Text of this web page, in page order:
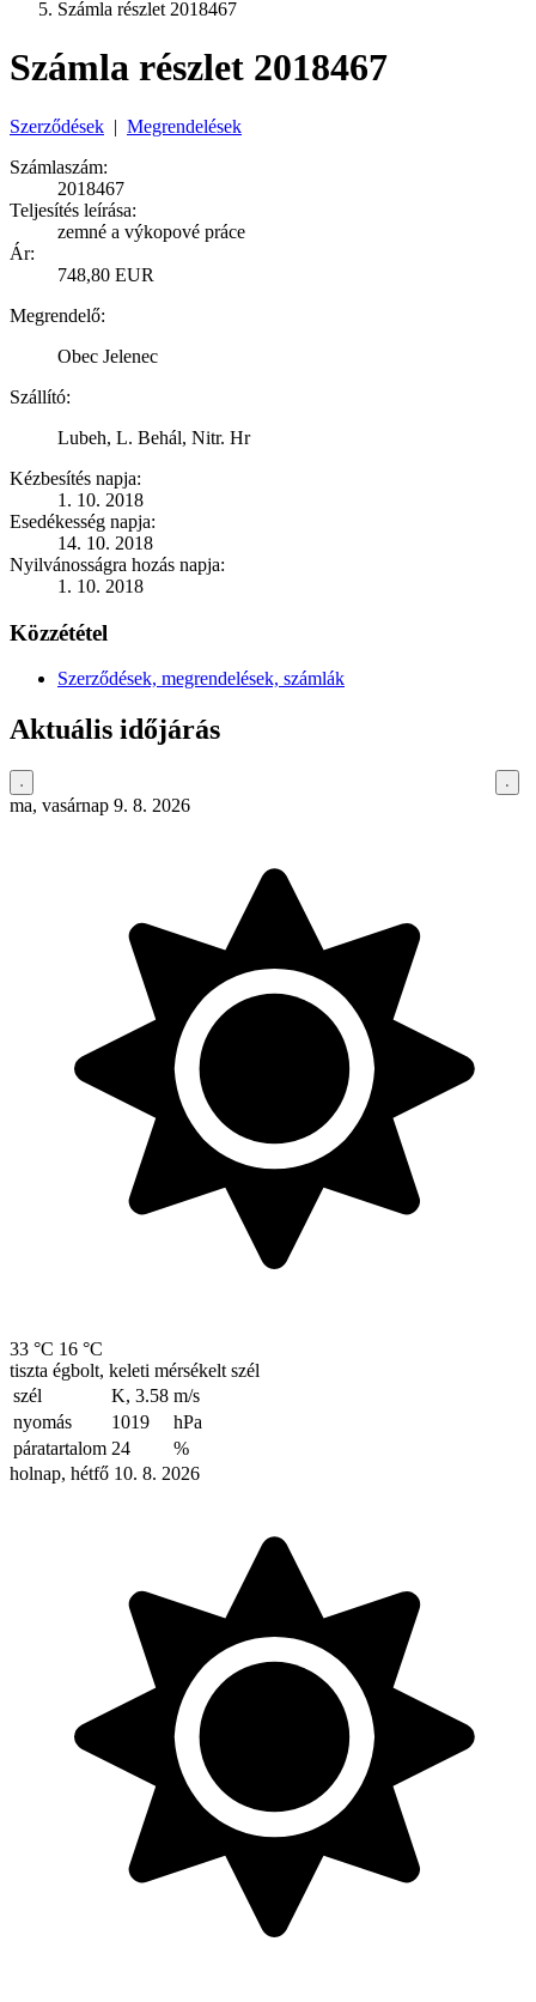
Számla részlet 2018467
Számla részlet 2018467
Szerződések | Megrendelések
Számlaszám:
2018467
Teljesítés leírása:
zemné a výkopové práce
Ár:
748,80 EUR
Megrendelő:
Obec Jelenec
Szállító:
Lubeh, L. Behál, Nitr. Hr
Kézbesítés napja:
1. 10. 2018
Esedékesség napja:
14. 10. 2018
Nyilvánosságra hozás napja:
1. 10. 2018
Közzététel
Szerződések, megrendelések, számlák
Aktuális időjárás
ma, vasárnap 9. 8. 2026
33 °C 16 °C
tiszta égbolt, keleti mérsékelt szél
szél
K, 3.58 m/s
nyomás
1019
hPa
páratartalom 24
%
holnap, hétfő 10. 8. 2026